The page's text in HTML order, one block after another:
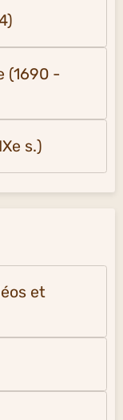
(1690 -
s.)
et